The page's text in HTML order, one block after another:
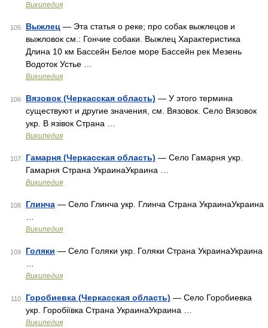
Википедия
105 Выжлец — Эта статья о реке; про собак выжлецов и
выжловок см.: Гончие собаки. Выжлец Характеристика
Длина 10 км Бассейн Белое море Бассейн рек Мезень
Водоток Устье …
Википедия
106 Вязовок (Черкасская область) — У этого термина
существуют и другие значения, см. Вязовок. Село Вязовок
укр. В язівок Страна …
Википедия
107 Гамарня (Черкасская область) — Село Гамарня укр.
Гамарня Страна УкраинаУкраина …
Википедия
108 Глинча — Село Глинча укр. Глинча Страна УкраинаУкраина
Википедия
109 Голяки — Село Голяки укр. Голяки Страна УкраинаУкраина
Википедия
110 Горобиевка (Черкасская область) — Село Горобиевка
укр. Горобіївка Страна УкраинаУкраина …
Википедия